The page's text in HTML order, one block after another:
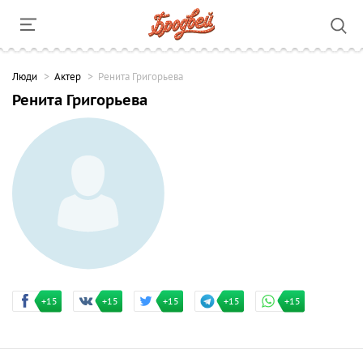
Люди Актер Ренита Григорьева
Ренита Григорьева
+15 +15 +15 +15 +15